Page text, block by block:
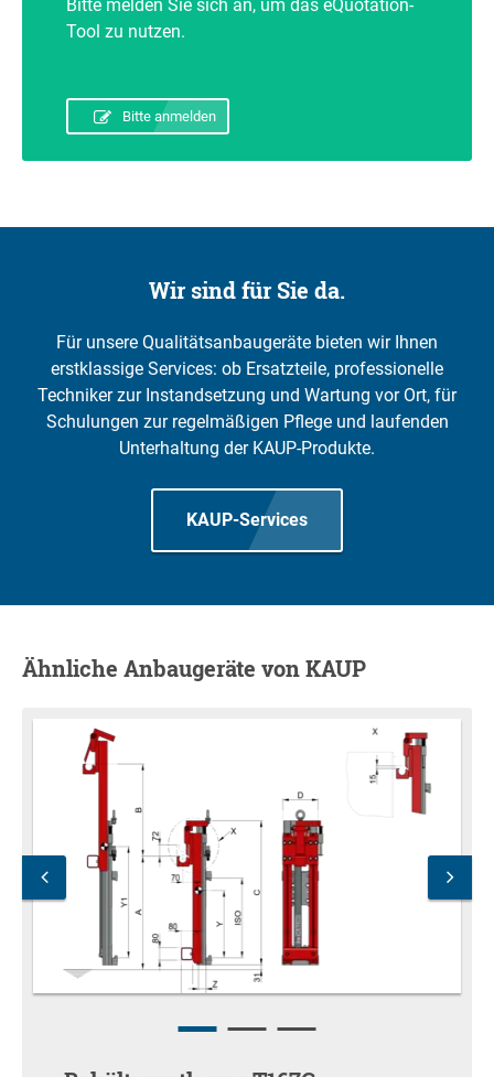
Bitte melden Sie sich an, um das eQuotation-
Tool zu nutzen.
Bitte anmelden
Wir sind für Sie da.
Für unsere Qualitätsanbaugeräte bieten wir Ihnen
erstklassige Services: ob Ersatzteile, professionelle
Techniker zur Instandsetzung und Wartung vor Ort, für
Schulungen zur regelmäßigen Pflege und laufenden
Unterhaltung der KAUP-Produkte.
KAUP-Services
Ähnliche Anbaugeräte von KAUP